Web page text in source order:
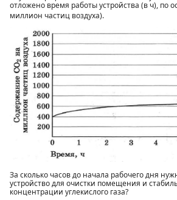
отложено время работы устройства (в ч), по
миллион частиц воздуха).
За сколько часов до начала рабочего дня
устройство для очистки помещения и
концентрации углекислого газа?